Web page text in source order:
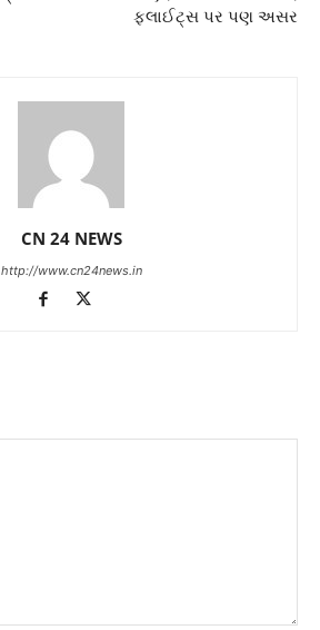
ફ્લાઈટ્સ પર પણ અસર
CN 24 NEWS
http://www.cn24news.in